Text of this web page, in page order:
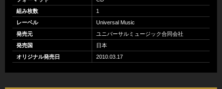
組み枚数
1
レーベル
Universal Music
発売元
ユニバーサルミュージック合同会社
発売国
日本
オリジナル発売日
2010.03.17